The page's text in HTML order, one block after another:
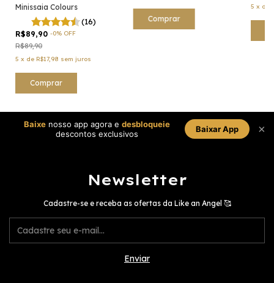
Minissaia Colours
(16)
R$89,90 -0% OFF
R$89,90
5 x de R$17,98 sem juros
Comprar
Comprar
5 x de
Baixenosso app agora e desbloqueie
descontos exclusivos
Baixar App ×
Newsletter
Cadastre-se e receba as ofertas da Like an Angel 🥰